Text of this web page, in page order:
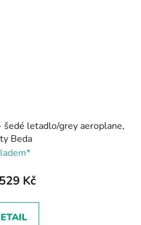
šedé letadlo/grey aeroplane,
Beda
529 Kč